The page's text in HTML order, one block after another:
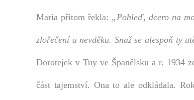
Maria přitom řekla: „Pohleď, dcero na
zlořečení a nevděku. Snaž se alespoň ty
Dorotejek v Tuy ve Španělsku a r. 1934
část tajemství. Ona to ale odkládala.